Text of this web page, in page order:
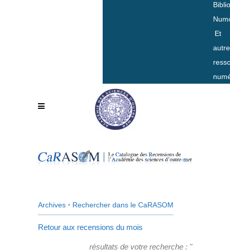
Et
Archives • Rechercher dans le CaRASOM
Retour aux recensions du mois
résultats de votre recherche : "